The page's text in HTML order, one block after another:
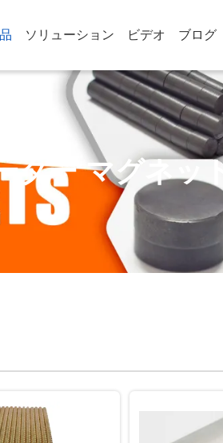
ソリューション ビデオ ブログ
ター マグネッ